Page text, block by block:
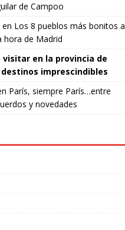
de Campoo
en Los 8 pueblos más bonitos a
hora de Madrid
visitar en la provincia de
destinos imprescindibles
París, siempre París…entre
y novedades